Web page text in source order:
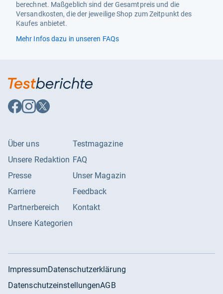
berechnet. Maßgeblich sind der Gesamtpreis und die
Versandkosten, die der jeweilige Shop zum Zeitpunkt des
Kaufes anbietet.
Mehr Infos dazu in unseren FAQs
Auf
Facebook
Auf
Instagram
Auf
X
Über uns
Unsere Redaktion
Presse
Karriere
Partnerbereich
Unsere Kategorien
Testmagazine
FAQ
Unser Magazin
Feedback
Kontakt
ImpressumDatenschutzerklärung
DatenschutzeinstellungenAGB